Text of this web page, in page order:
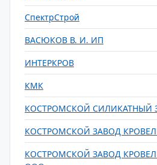
СпектрСтрой
ВАСЮКОВ В. И. ИП
ИНТЕРКРОВ
КМК
КОСТРОМСКОЙ СИЛИКАТНЫЙ
КОСТРОМСКОЙ ЗАВОД
КОСТРОМСКОЙ ЗАВОД